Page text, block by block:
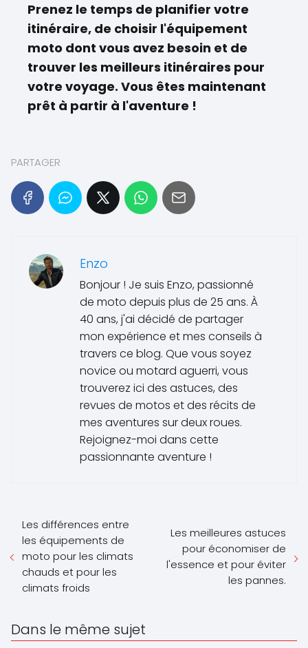
Prenez le temps de planifier votre
itinéraire, de choisir l'équipement
moto dont vous avez besoin et de
trouver les meilleurs itinéraires pour
votre voyage. Vous êtes maintenant
prêt à partir à l'aventure !
PARTAGER
Enzo
Bonjour ! Je suis Enzo, passionné
de moto depuis plus de 25 ans. À
40 ans, j'ai décidé de partager
mon expérience et mes conseils à
travers ce blog. Que vous soyez
novice ou motard aguerri, vous
trouverez ici des astuces, des
revues de motos et des récits de
mes aventures sur deux roues.
Rejoignez-moi dans cette
passionnante aventure !
Les différences entre
les équipements de
moto pour les climats
chauds et pour les
climats froids
Les meilleures astuces
pour économiser de
l'essence et pour éviter
les pannes.
Dans le même sujet